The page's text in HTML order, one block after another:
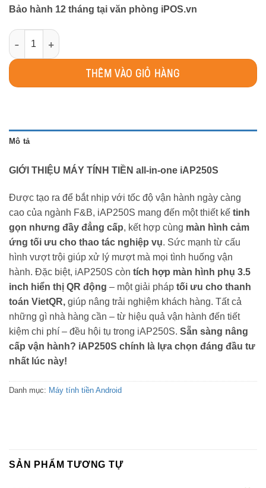
Bảo hành 12 tháng tại văn phòng iPOS.vn
MÁY TÍNH TIỀN ALL-IN-ONE iAP250S số
THÊM VÀO GIỎ HÀNG
Mô tả
GIỚI THIỆU MÁY TÍNH TIỀN all-in-one iAP250S
Được tạo ra để bắt nhịp với tốc độ vận hành ngày càng
cao của ngành F&B, iAP250S mang đến một thiết kế tinh
gọn nhưng đầy đẳng cấp, kết hợp cùng màn hình cảm
ứng tối ưu cho thao tác nghiệp vụ. Sức mạnh từ cấu
hình vượt trội giúp xử lý mượt mà mọi tình huống vận
hành. Đặc biệt, iAP250S còn tích hợp màn hình phụ 3.5
inch hiển thị QR động – một giải pháp tối ưu cho thanh
toán VietQR, giúp nâng trải nghiệm khách hàng. Tất cả
những gì nhà hàng cần – từ hiệu quả vận hành đến tiết
kiệm chi phí – đều hội tụ trong iAP250S. Sẵn sàng nâng
cấp vận hành? iAP250S chính là lựa chọn đáng đầu tư
nhất lúc này!
Danh mục: Máy tính tiền Android
SẢN PHẨM TƯƠNG TỰ